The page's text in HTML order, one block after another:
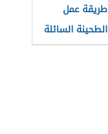
طريقة عمل
الطحينة السائلة
للفلافل